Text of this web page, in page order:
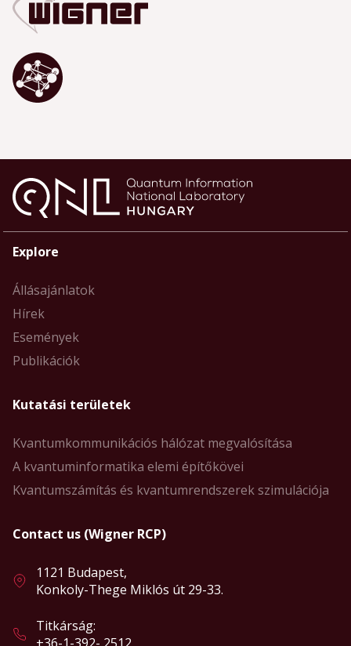
Explore
Állásajánlatok
Hírek
Események
Publikációk
Kutatási területek
Kvantumkommunikációs hálózat megvalósítása
A kvantuminformatika elemi építőkövei
Kvantumszámítás és kvantumrendszerek szimulációja
Contact us (Wigner RCP)
1121 Budapest,
Konkoly-Thege Miklós út 29-33.
Titkárság: